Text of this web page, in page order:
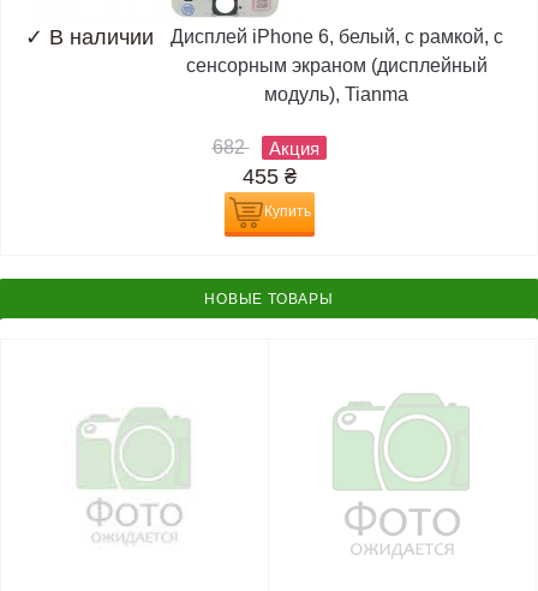
✓ В наличии
Дисплей iPhone 6, белый, с рамкой, с
сенсорным экраном (дисплейный
модуль), Tianma
682 Акция
455 ₴
Купить
НОВЫЕ ТОВАРЫ